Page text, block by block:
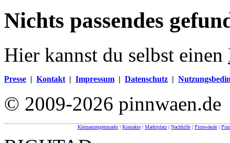
Nichts passendes
Hier kannst du selbst einen
Presse | Kontakt | Impressum | Datenschutz |
© 2009-2026 pinnwaen.de
Kleinanzeigenmarkt | Kontakte | Marktplatz | Nachhilfe | Pinnwände |